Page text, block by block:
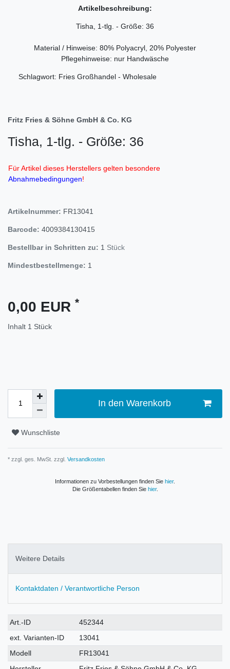
Artikelbeschreibung:
Tisha, 1-tlg. - Größe: 36
Material / Hinweise: 80% Polyacryl, 20% Polyester
Pflegehinweise: nur Handwäsche
Schlagwort: Fries Großhandel - Wholesale
Fritz Fries & Söhne GmbH & Co. KG
Tisha, 1-tlg. - Größe: 36
Für Artikel dieses Herstellers gelten besondere
Abnahmebedingungen!
Artikelnummer: FR13041
Barcode: 4009384130415
Bestellbar in Schritten zu: 1 Stück
Mindestbestellmenge: 1
0,00 EUR *
Inhalt 1 Stück
In den Warenkorb
Wunschliste
* zzgl. ges. MwSt. zzgl. Versandkosten
Informationen zu Vorbestellungen finden Sie hier.
Die Größentabellen finden Sie hier.
Weitere Details
Kontaktdaten / Verantwortliche Person
Technisches
Merkmal
Wert
Art.-ID
452344
ext. Varianten-ID
13041
Modell
FR13041